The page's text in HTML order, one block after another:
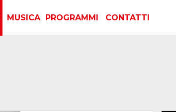
MUSICA PROGRAMMI CONTATTI